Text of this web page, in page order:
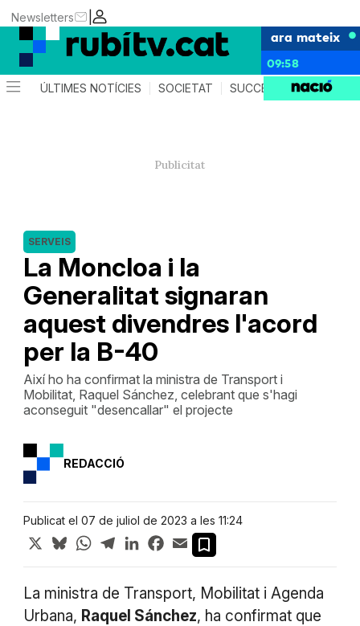
|
Newsletters
ara mateix
09:58
ÚLTIMES NOTÍCIES SOCIETAT SUCCESSOS
La Moncloa i la
Generalitat signaran
aquest divendres l'acord
per la B-40
SERVEIS
Així ho ha confirmat la ministra de Transport i
Mobilitat, Raquel Sánchez, celebrant que s'hagi
aconseguit "desencallar" el projecte
REDACCIÓ
Publicat el 07 de juliol de 2023 a les 11:24
X BlueskyWhatsApp
TelegramLinkedInFacebook
Email
La ministra de Transport, Mobilitat i Agenda
Urbana, Raquel Sánchez, ha confirmat que